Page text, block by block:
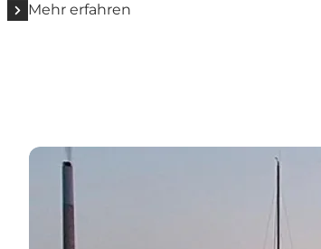
Mehr erfahren
Yachthäfen in Randers